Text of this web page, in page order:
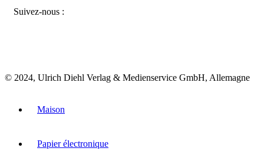
Suivez-nous :
© 2024, Ulrich Diehl Verlag & Medienservice GmbH, Allemagne
Maison
Papier électronique